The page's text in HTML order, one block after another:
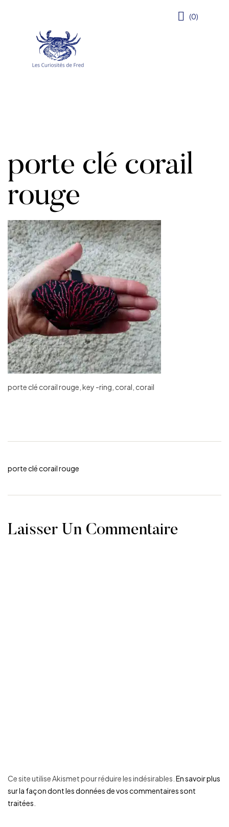
(0)
porte clé corail
rouge
porte clé corail rouge, key -ring, coral, corail
porte clé corail rouge
Laisser Un Commentaire
Ce site utilise Akismet pour réduire les indésirables. En savoir plus
sur la façon dont les données de vos commentaires sont
traitées